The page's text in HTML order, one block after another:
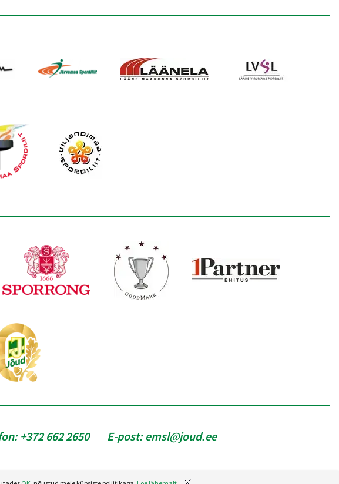
+372 662 2650 E-post:emsl@joud.ee